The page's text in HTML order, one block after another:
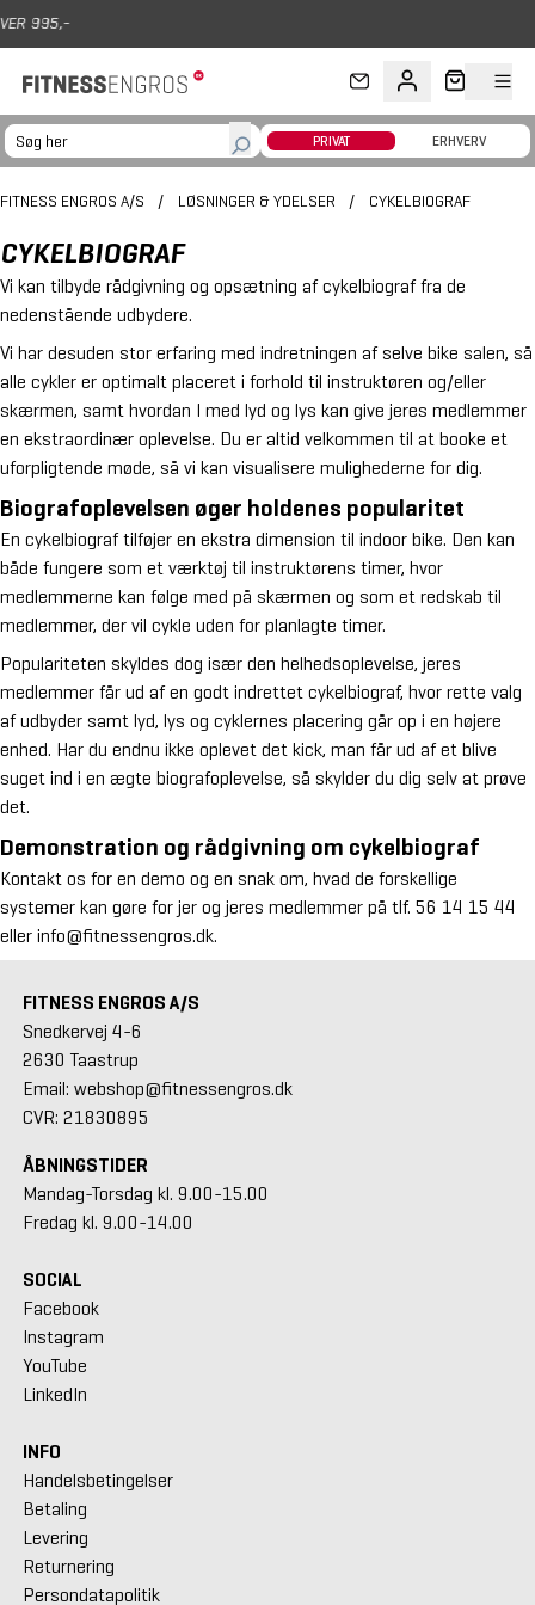
Gå til hovedindhold
PRIVAT ERHVERV
FITNESS ENGROS A/S / LØSNINGER & YDELSER / CYKELBIOGRAF
CYKELBIOGRAF
Vi kan tilbyde rådgivning og opsætning af cykelbiograf fra de
nedenstående udbydere.
Vi har desuden stor erfaring med indretningen af selve bike salen, så
alle cykler er optimalt placeret i forhold til instruktøren og/eller
skærmen, samt hvordan I med lyd og lys kan give jeres medlemmer
en ekstraordinær oplevelse. Du er altid velkommen til at booke et
uforpligtende møde, så vi kan visualisere mulighederne for dig.
Biografoplevelsen øger holdenes popularitet
En cykelbiograf tilføjer en ekstra dimension til indoor bike. Den kan
både fungere som et værktøj til instruktørens timer, hvor
medlemmerne kan følge med på skærmen og som et redskab til
medlemmer, der vil cykle uden for planlagte timer.
Populariteten skyldes dog især den helhedsoplevelse, jeres
medlemmer får ud af en godt indrettet cykelbiograf, hvor rette valg
af udbyder samt lyd, lys og cyklernes placering går op i en højere
enhed. Har du endnu ikke oplevet det kick, man får ud af et blive
suget ind i en ægte biografoplevelse, så skylder du dig selv at prøve
det.
Demonstration og rådgivning om cykelbiograf
Kontakt os for en demo og en snak om, hvad de forskellige
systemer kan gøre for jer og jeres medlemmer på tlf. 56 14 15 44
eller info@fitnessengros.dk.
FITNESS ENGROS A/S
Snedkervej 4-6
2630 Taastrup
Email: webshop@fitnessengros.dk
CVR: 21830895
ÅBNINGSTIDER
Mandag-Torsdag kl. 9.00-15.00
Fredag kl. 9.00-14.00
SOCIAL
Facebook
Instagram
YouTube
LinkedIn
INFO
Handelsbetingelser
Betaling
Levering
Returnering
Persondatapolitik